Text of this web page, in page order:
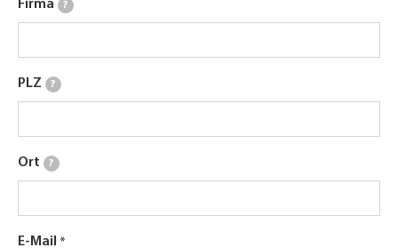
Firma ?
PLZ ?
Ort ?
E-Mail